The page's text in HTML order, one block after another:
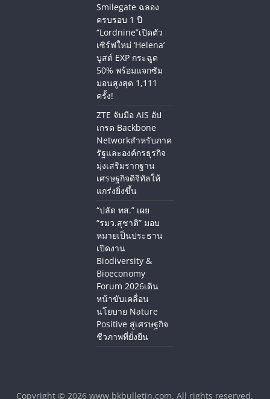
Smilegate ฉลอง
ครบรอบ 1 ปี
“Lordnine”เปิดตัว
เซิร์ฟใหม่ ‘Helena’
บูสต์ EXP กระฉูด
50% พร้อมแจกซัม
มอนสูงสุด 1,111
ครั้ง!
ZTE จับมือ AIS อัป
เกรด Backbone
Networkสำหรับภาค
รัฐและองค์กรธุรกิจ
มุ่งเสริมรากฐาน
เศรษฐกิจดิจิทัลให้
แกร่งยิ่งขึ้น
“ปลัด ทส.” เผย
“รมว.สุชาติ” มอบ
หมายเป็นประธาน
เปิดงาน
Biodiversity &
Bioeconomy
Forum 2026เดิน
หน้าขับเคลื่อน
นโยบาย Nature
Positive สู่เศรษฐกิจ
ชีวภาพที่ยั่งยืน
Copyright © 2026www.bkbulletin.com. All rights reserved.